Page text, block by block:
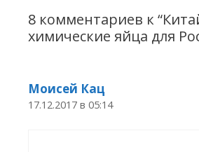
8 комментариев к “
химические яйца для
Моисей Кац
17.12.2017 в 05:14